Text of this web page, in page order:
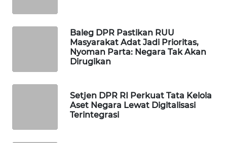
Baleg DPR Pastikan RUU
Masyarakat Adat Jadi Prioritas,
Nyoman Parta: Negara Tak Akan
Dirugikan
Setjen DPR RI Perkuat Tata Kelola
Aset Negara Lewat Digitalisasi
Terintegrasi
WAHANANEWS
WAHANANEWS